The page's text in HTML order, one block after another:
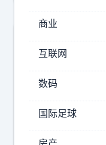
东
大
低
估
了
稀
商业
互联网
数码
国际足球